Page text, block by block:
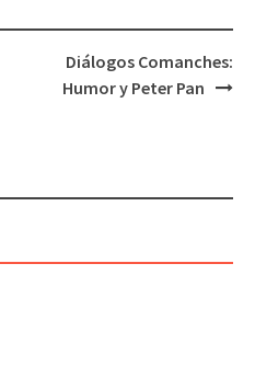
Diálogos Comanches:
Humor y Peter Pan